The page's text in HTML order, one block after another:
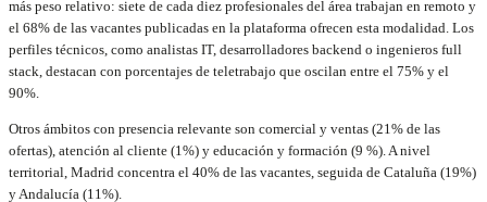
más peso relativo: siete de cada diez profesionales del área trabajan en remoto y
el 68% de las vacantes publicadas en la plataforma ofrecen esta modalidad. Los
perfiles técnicos, como analistas IT, desarrolladores backend o ingenieros full
stack, destacan con porcentajes de teletrabajo que oscilan entre el 75% y el
90%.
Otros ámbitos con presencia relevante son comercial y ventas (21% de las
ofertas), atención al cliente (1%) y educación y formación (9 %). A nivel
territorial, Madrid concentra el 40% de las vacantes, seguida de Cataluña (19%)
y Andalucía (11%).